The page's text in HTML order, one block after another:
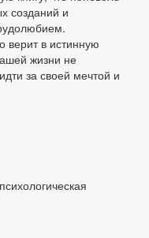
созданий и
верит в истинную
жизни не
за своей мечтой и